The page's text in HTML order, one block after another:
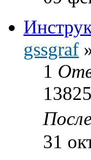
gssgraf
1
13825
31